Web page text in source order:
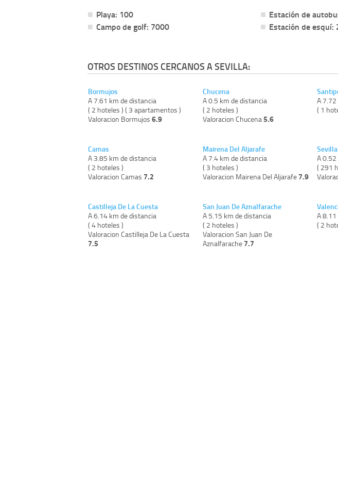
Playa: 100
Campo de golf: 7000
Estación de
Estación de esquí:
OTROS DESTINOS CERCANOS A SEVILLA:
Bormujos
A 7.61 km de distancia
( 2 hoteles ) ( 3 apartamentos )
Valoracion Bormujos 6.9
Camas
A 3.85 km de distancia
( 2 hoteles )
Valoracion Camas 7.2
Castilleja De La Cuesta
A 6.14 km de distancia
( 4 hoteles )
Valoracion Castilleja De La Cuesta
7.5
Chucena
A 0.5 km de distancia
( 2 hoteles )
Valoracion Chucena 5.6
Mairena Del Aljarafe
A 7.4 km de distancia
( 3 hoteles )
Valoracion Mairena Del Aljarafe 7.9
San Juan De Aznalfarache
A 5.15 km de distancia
( 2 hoteles )
Valoracion San Juan De
Aznalfarache 7.7
A
( 1
A
( 291
A
( 2